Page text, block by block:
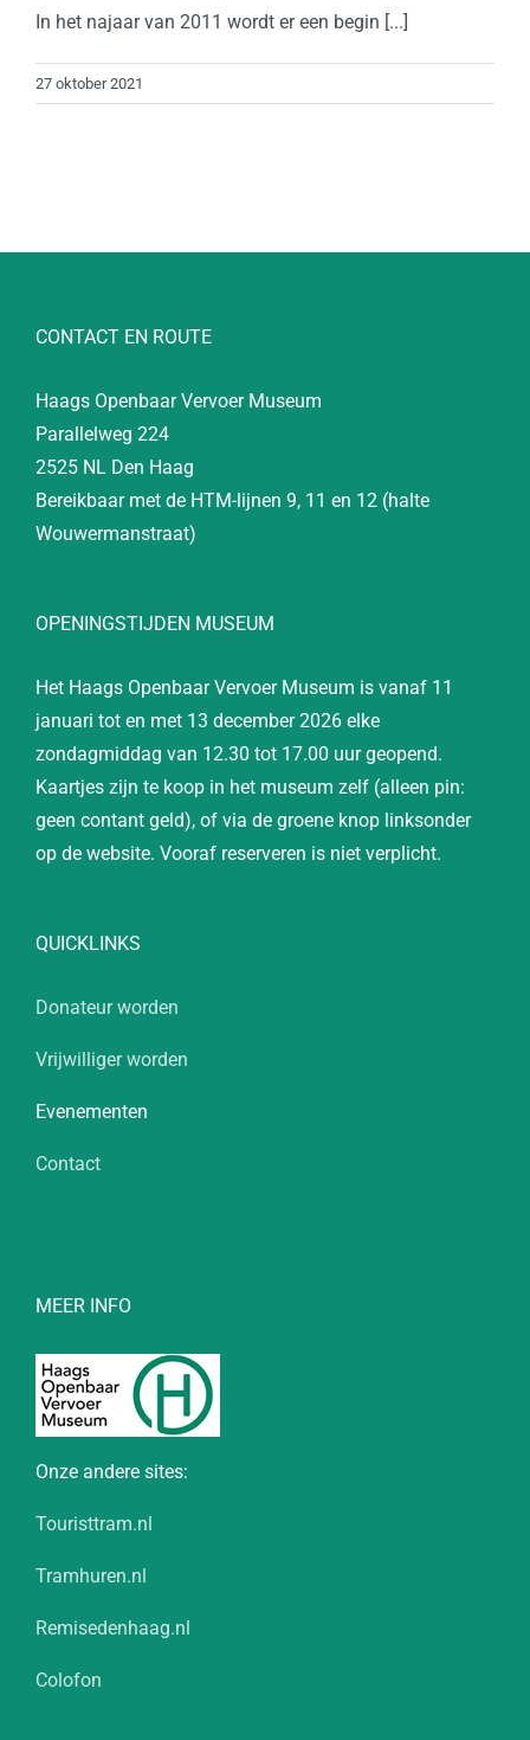
In het najaar van 2011 wordt er een begin [...]
27 oktober 2021
CONTACT EN ROUTE
Haags Openbaar Vervoer Museum
Parallelweg 224
2525 NL Den Haag
Bereikbaar met de HTM-lijnen 9, 11 en 12 (halte
Wouwermanstraat)
OPENINGSTIJDEN MUSEUM
Het Haags Openbaar Vervoer Museum is vanaf 11
januari tot en met 13 december 2026 elke
zondagmiddag van 12.30 tot 17.00 uur geopend.
Kaartjes zijn te koop in het museum zelf (alleen pin:
geen contant geld), of via de groene knop linksonder
op de website. Vooraf reserveren is niet verplicht.
QUICKLINKS
Donateur worden
Vrijwilliger worden
Evenementen
Contact
MEER INFO
Onze andere sites:
Touristtram.nl
Tramhuren.nl
Remisedenhaag.nl
Colofon